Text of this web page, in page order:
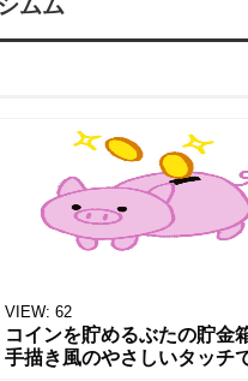
ムム
VIEW: 62
コインを貯めるぶたの貯金
手描き風のやさしいタッチ